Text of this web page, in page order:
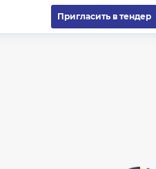
Пригласить в тендер